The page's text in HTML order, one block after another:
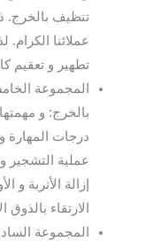
تنظيف بالخرج.
عملائنا
تطهير و تعقيم
المجموعة
بالخرج: و
درجات المهارة
عملية التشجير
إزالة الأتربة و
الارتقاء بالذوق
المجموعة